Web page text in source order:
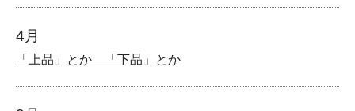
4月
「上品」とか 「下品」とか